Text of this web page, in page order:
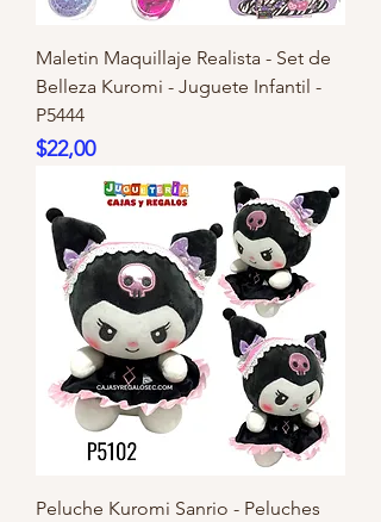
Maletin Maquillaje Realista - Set de
Belleza Kuromi - Juguete Infantil -
P5444
Precio
$22,00
Peluche Kuromi Sanrio - Peluches